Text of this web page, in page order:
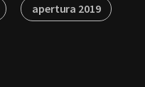
apertura 2019